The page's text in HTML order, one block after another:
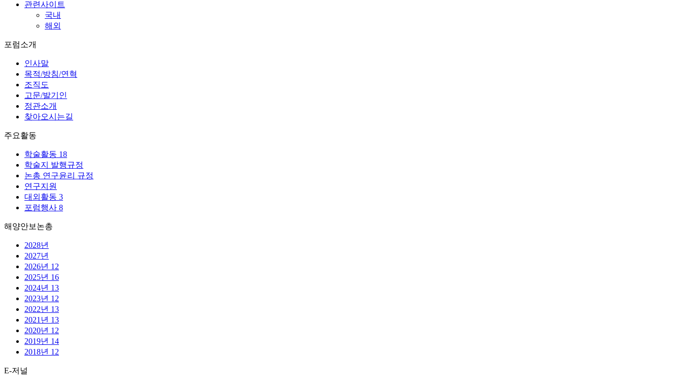
관련사이트
국내
해외
포럼소개
인사말
목적/방침/연혁
조직도
고문/발기인
정관소개
찾아오시는길
주요활동
학술활동 18
학술지 발행규정
논총 연구윤리 규정
연구지원
대외활동 3
포럼행사 8
해양안보논총
2028년
2027년
2026년 12
2025년 16
2024년 13
2023년 12
2022년 13
2021년 13
2020년 12
2019년 14
2018년 12
E-저널